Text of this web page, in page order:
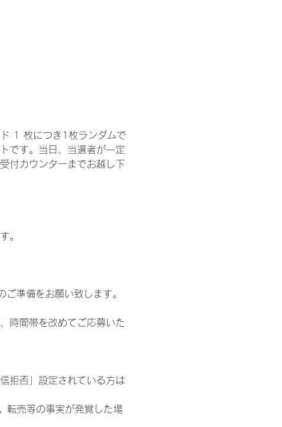
1 枚につき1枚ランダムで
です。当日、当選者が一定
付カウンターまでお越し下
。
準備をお願い致します。
時間帯を改めてご応募いた
拒否」設定されている方は
転売等の事実が発覚した場